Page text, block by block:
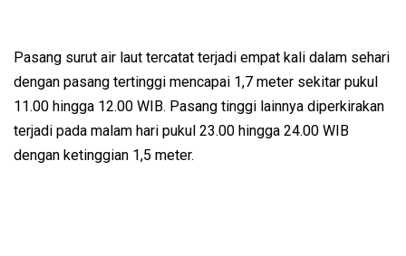
Pasang surut air laut tercatat terjadi empat kali dalam sehari
dengan pasang tertinggi mencapai 1,7 meter sekitar pukul
11.00 hingga 12.00 WIB. Pasang tinggi lainnya diperkirakan
terjadi pada malam hari pukul 23.00 hingga 24.00 WIB
dengan ketinggian 1,5 meter.